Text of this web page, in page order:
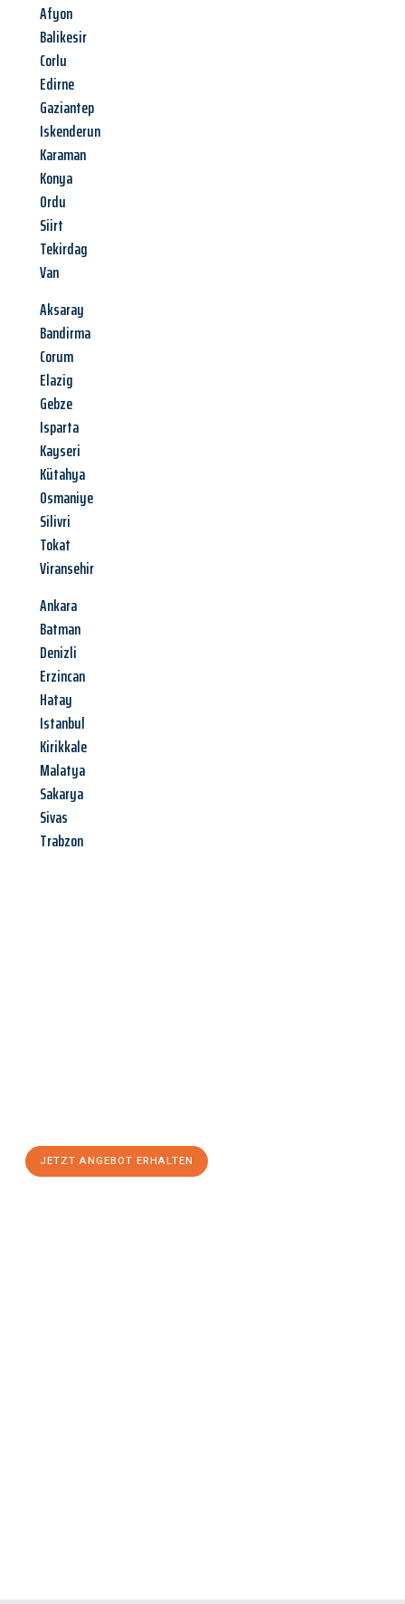
Afyon
Balikesir
Corlu
Edirne
Gaziantep
Iskenderun
Karaman
Konya
Ordu
Siirt
Tekirdag
Van
Aksaray
Bandirma
Corum
Elazig
Gebze
Isparta
Kayseri
Kütahya
Osmaniye
Silivri
Tokat
Viransehir
Ankara
Batman
Denizli
Erzincan
Hatay
Istanbul
Kirikkale
Malatya
Sakarya
Sivas
Trabzon
JETZT ANGEBOT ERHALTEN